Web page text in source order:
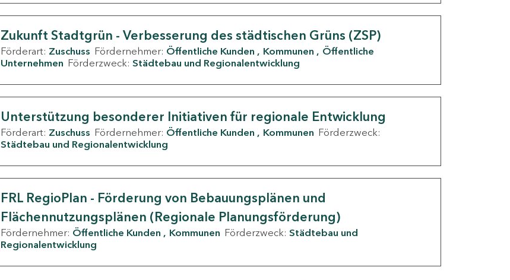
Zukunft Stadtgrün - Verbesserung des städtischen Grüns (ZSP)
Förderart: Zuschuss Fördernehmer: Öffentliche Kunden Kommunen
Öffentliche
Unternehmen Förderzweck: Städtebau und Regionalentwicklung
Unterstützung besonderer Initiativen für regionale Entwicklung
Förderart: Zuschuss Fördernehmer: Öffentliche Kunden Kommunen Förderzweck:
Städtebau und Regionalentwicklung
FRL RegioPlan - Förderung von Bebauungsplänen und
Flächennutzungsplänen (Regionale Planungsförderung)
Fördernehmer: Öffentliche Kunden Kommunen Förderzweck: Städtebau und
Regionalentwicklung